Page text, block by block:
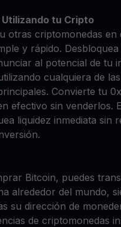
tu Cripto
otras criptomonedas en
y rápido. Desbloquea
al potencial de tu
cualquiera de
Convierte tu
efectivo sin venderlos.
liquidez inmediata sin
Bitcoin, puedes
alrededor del mundo,
su dirección de
de criptomonedas